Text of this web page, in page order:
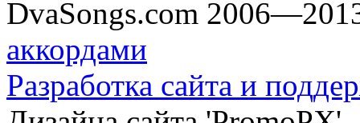
DvaSongs.com
аккордами
Разработка сайта и